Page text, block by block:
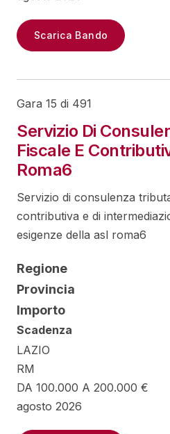
Scarica Bando
Gara 15 di 491
Servizio Di
Fiscale E
Roma6
Servizio di consulenza
contributiva e di
esigenze della asl roma6
Regione
Provincia
Importo
Scadenza
LAZIO
RM
DA 100.000 A 200.000 €
agosto 2026